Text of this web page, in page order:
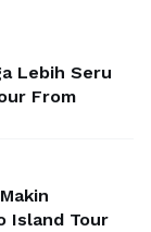
Lebih Seru
From
Island Tour